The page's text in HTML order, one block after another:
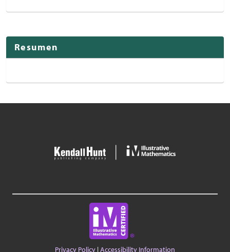
Resumen
Privacy Policy |Accessibility Information